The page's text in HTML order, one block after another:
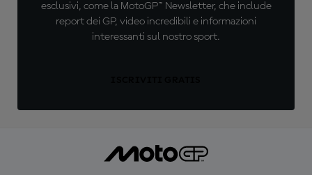
esclusivi, come la MotoGP™ Newsletter, che include
report dei GP, video incredibili e informazioni
interessanti sul nostro sport.